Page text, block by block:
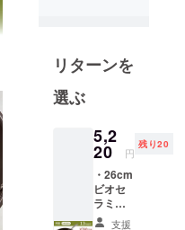
saKASA（キ
ャリーサカ
サ）」
「Water
Billy」「キャ
リーマス
ク・ハイブ
リッドセッ
ト」「３Dプ
リターンを
選ぶ
5,2
20 円
残り20
・26cm
ビオセ
ラミッ
ク・フ
支援